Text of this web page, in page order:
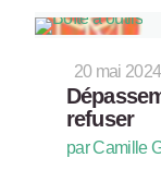
20 mai 2024
refuser
par Camille